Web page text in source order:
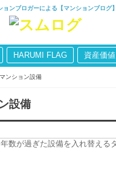
ョンブロガーによる【マンションブログ】
HARUMI FLAG 資産価値
マンション設備
設備